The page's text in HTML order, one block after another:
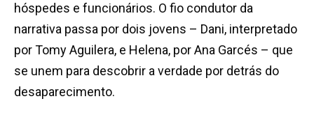
hóspedes e funcionários. O fio condutor da
narrativa passa por dois jovens – Dani, interpretado
por Tomy Aguilera, e Helena, por Ana Garcés – que
se unem para descobrir a verdade por detrás do
desaparecimento.